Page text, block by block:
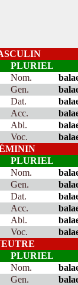
PLURIEL
Nom.
Gen.
Dat.
Acc.
Abl.
Voc.
PLURIEL
Nom.
Gen.
Dat.
Acc.
Abl.
Voc.
PLURIEL
Nom.
Gen.